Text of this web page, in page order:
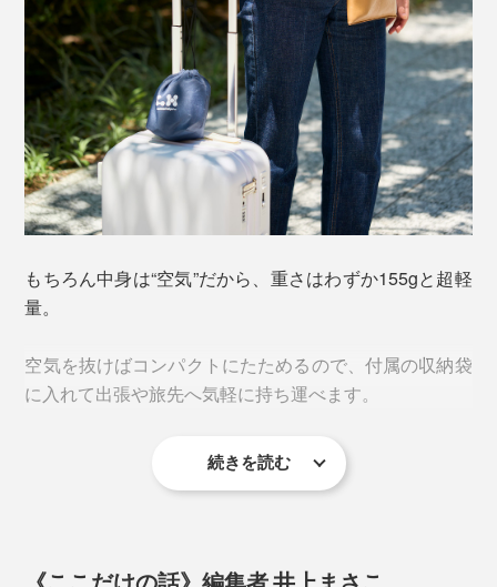
2. バルブのキャップを開けてから、ポンプ部分を
背骨が当たるクッション中央部は、中の空気が心地よく
腰まわりにフィットするようエアパックの形状が設計さ
れています。
もちろん中身は“空気”だから、重さはわずか155gと超軽
量。
空気を抜けばコンパクトにたためるので、付属の収納袋
に入れて出張や旅先へ気軽に持ち運べます。
続きを読む
《ここだけの話》編集者 井上まさこ